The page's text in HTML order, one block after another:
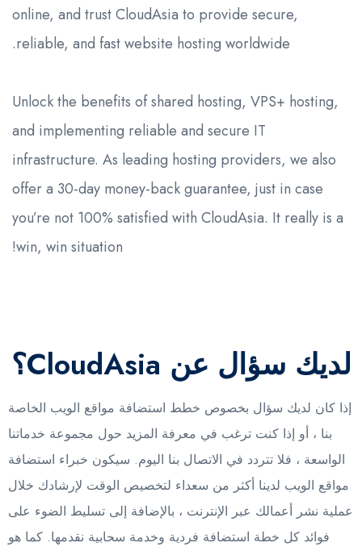
online, and trust CloudAsia to provide secure,
reliable, and fast website hosting worldwide.
Unlock the benefits of shared hosting, VPS+ hosting,
and implementing reliable and secure IT
infrastructure. As leading hosting providers, we also
offer a 30-day money-back guarantee, just in case
you’re not 100% satisfied with CloudAsia. It really is a
win, win situation!
لديك سؤال عن CloudAsia؟
إذا كان لديك سؤال بخصوص خطط استضافة مواقع الويب الخاصة
بنا ، أو إذا كنت ترغب في معرفة المزيد حول مجموعة خدماتنا
الواسعة ، فلا تتردد في الاتصال بنا اليوم. سيكون خبراء استضافة
مواقع الويب لدينا أكثر من سعداء لتخصيص الوقت لإرشادك خلال
عملية نشر أعمالك عبر الإنترنت ، بالإضافة إلى تسليط الضوء على
فوائد كل خطة استضافة فردية وخدمة سحابية نقدمها. كما هو